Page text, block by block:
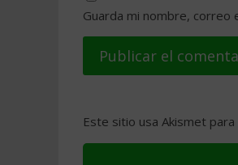
Guarda mi nombre, correo
Este sitio usa Akismet